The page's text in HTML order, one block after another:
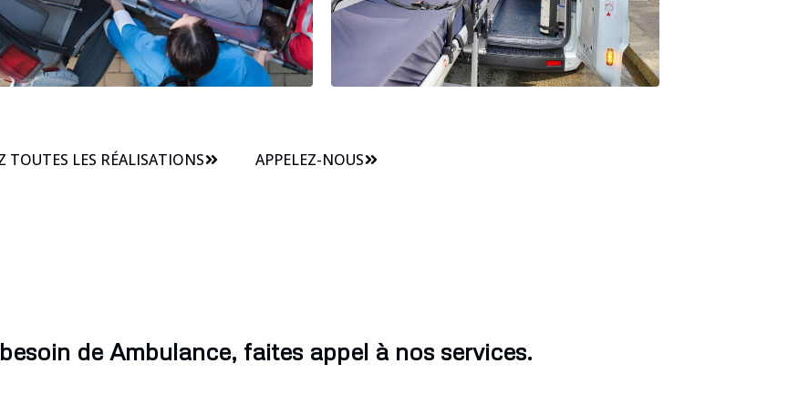
TOUTES LES RÉALISATIONS APPELEZ-NOUS
de Ambulance, faites appel à nos services.